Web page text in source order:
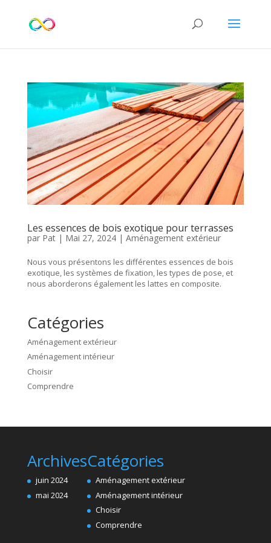
Les essences de bois exotique pour terrasses
par Pat| Mai 27, 2024| Aménagement extérieur
Nous vous présentons les différentes essences de bois
exotique, les systèmes de fixation, les types de pose, et
nous aborderons également les lattes en composite.
Catégories
Aménagement extérieur
Aménagement intérieur
Choisir
Comprendre
Archives
juin 2024
mai 2024
Catégories
Aménagement extérieur
Aménagement intérieur
Choisir
Comprendre